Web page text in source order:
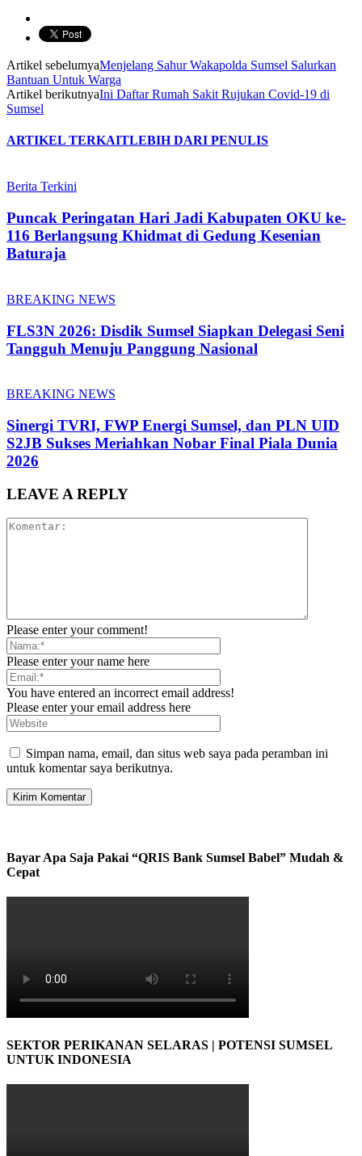
Artikel sebelumyaMenjelang Sahur Wakapolda Sumsel Salurkan
Bantuan Untuk Warga
Artikel berikutnyaIni Daftar Rumah Sakit Rujukan Covid-19 di
Sumsel
ARTIKEL TERKAITLEBIH DARI PENULIS
Berita Terkini
Puncak Peringatan Hari Jadi Kabupaten OKU ke-
116 Berlangsung Khidmat di Gedung Kesenian
Baturaja
BREAKING NEWS
FLS3N 2026: Disdik Sumsel Siapkan Delegasi Seni
Tangguh Menuju Panggung Nasional
BREAKING NEWS
Sinergi TVRI, FWP Energi Sumsel, dan PLN UID
S2JB Sukses Meriahkan Nobar Final Piala Dunia
2026
LEAVE A REPLY
Please enter your comment!
Please enter your name here
You have entered an incorrect email address!
Please enter your email address here
Simpan nama, email, dan situs web saya pada peramban ini
untuk komentar saya berikutnya.
Bayar Apa Saja Pakai “QRIS Bank Sumsel Babel” Mudah &
Cepat
SEKTOR PERIKANAN SELARAS | POTENSI SUMSEL
UNTUK INDONESIA